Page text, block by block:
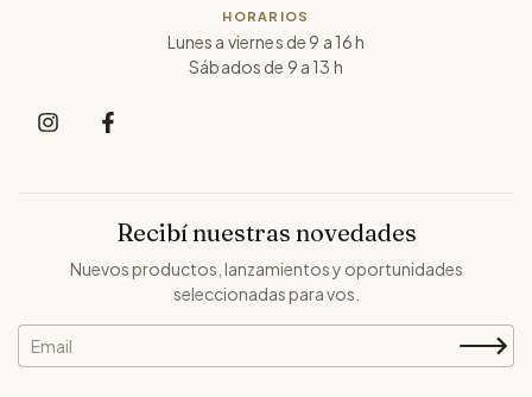
HORARIOS
Lunes a viernes de 9 a 16 h
Sábados de 9 a 13 h
Recibí nuestras novedades
Nuevos productos, lanzamientos y oportunidades
seleccionadas para vos.